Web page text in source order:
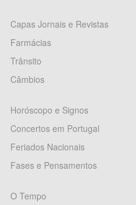
Capas Jornais e Revistas
Farmácias
Trânsito
Câmbios
Horóscopo e Signos
Concertos em Portugal
Feriados Nacionais
Fases e Pensamentos
O Tempo